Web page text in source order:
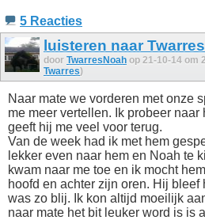
5 Reacties
luisteren naar Twarres
door TwarresNoah op 21-10-14 om
Twarres)
Naar mate we vorderen met onze
me meer vertellen. Ik probeer
geeft hij me veel voor terug.
Van de week had ik met hem
lekker even naar hem en Noah te
kwam naar me toe en ik mocht
hoofd en achter zijn oren. Hij bleef
was zo blij. Ik kon altijd moeilijk
naar mate het bit leuker word is is